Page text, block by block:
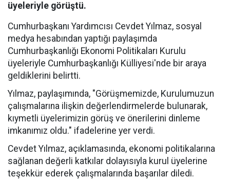
üyeleriyle görüştü.
Cumhurbaşkanı Yardımcısı Cevdet Yılmaz, sosyal
medya hesabından yaptığı paylaşımda
Cumhurbaşkanlığı Ekonomi Politikaları Kurulu
üyeleriyle Cumhurbaşkanlığı Külliyesi'nde bir araya
geldiklerini belirtti.
Yılmaz, paylaşımında, "Görüşmemizde, Kurulumuzun
çalışmalarına ilişkin değerlendirmelerde bulunarak,
kıymetli üyelerimizin görüş ve önerilerini dinleme
imkanımız oldu." ifadelerine yer verdi.
Cevdet Yılmaz, açıklamasında, ekonomi politikalarına
sağlanan değerli katkılar dolayısıyla kurul üyelerine
teşekkür ederek çalışmalarında başarılar diledi.